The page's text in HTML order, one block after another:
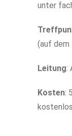
unter
(auf dem
Leitung:
Kosten: